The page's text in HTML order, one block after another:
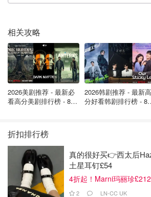
淋——酸甜的浆果开场，随后中调覆盆
润，尾调白麝香像奶油冰淇淋般柔滑，
草的奶香交织，甜美却不腻人，像是夏
甜点的香气，整体甜而不腻，活泼又清
相关攻略
2026美剧推荐 - 最新必
看高分美剧排行榜 - 8月
2026韩剧推荐 - 最新高
分好看韩剧排行榜 - 8
折扣排行榜
真的很好买👉西太后
土星耳钉£54
4折起！Marni玛丽珍£212
2 LN-CC UK